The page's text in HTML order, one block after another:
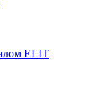
ELIT